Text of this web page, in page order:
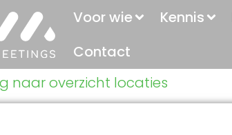
Voor wie Kennis
Contact
naar overzicht locaties